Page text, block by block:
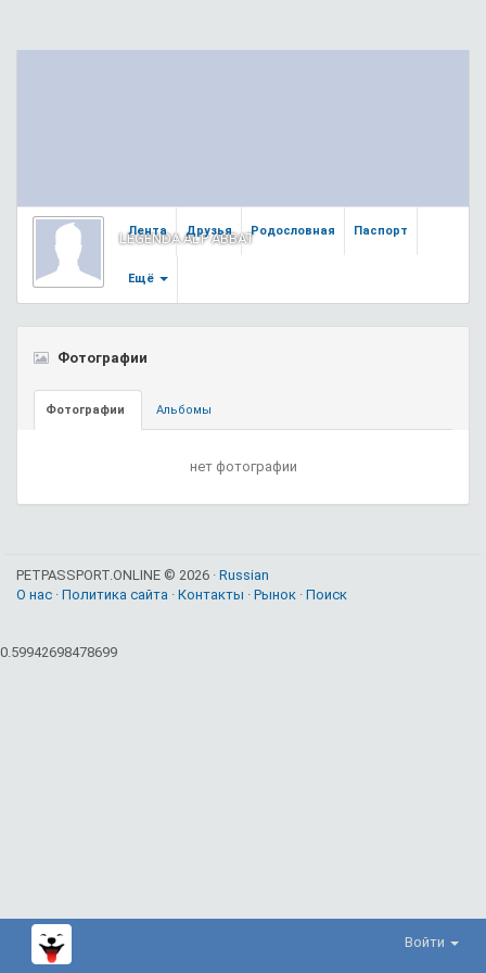
Войти
LEGENDA AL'P ABBAT
Лента Друзья Родословная Паспорт
Ещё
Фотографии
Фотографии Альбомы
нет фотографии
PETPASSPORT.ONLINE © 2026 · Russian
О нас · Политика сайта · Контакты · Рынок · Поиск
0.59942698478699